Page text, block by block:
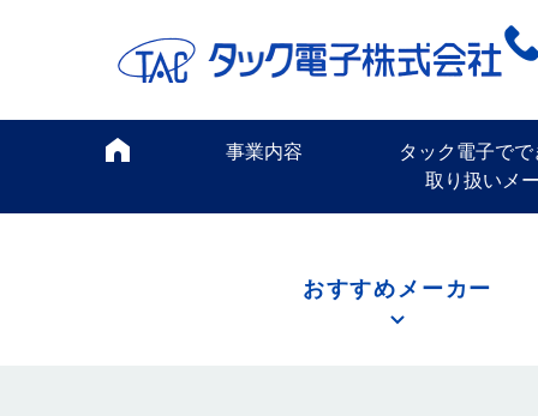
事業内容
タック電子で
取り扱いメ
おすすめメーカー